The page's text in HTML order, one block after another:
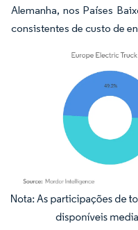
Alemanha, nos Países
consistentes de custo de
Imagem © Mordor Intelligence.